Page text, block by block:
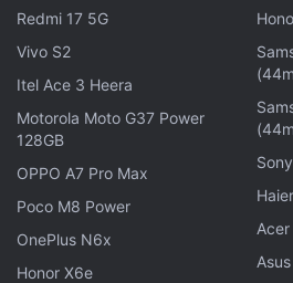
പ്രൊഫഷണൽ
വരുത്താനുള്ള സാധ്യത
ജിപിടി 5.2 റിലീസ് ചെയ്ത്
പ്രൊഫഷണൽ ജോലി, ലോംഗ്
സങ്കീർണ്ണമായ വർക്ക്ഫ്ലോകൾ
രൂപകൽപ്പന ചെയ്ത ഒരു
GPT-5.2 ഓപ്പൺഎഐ
യുക്തിപരമായി
Redmi 17 5G
Vivo S2
Itel Ace 3 Heera
Motorola Moto G37 Power
128GB
OPPO A7 Pro Max
Poco M8 Power
OnePlus N6x
Honor X6e